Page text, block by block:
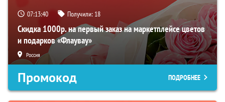
07:13:39 Получили: 18
Скидка 1000р. на первый заказ на маркетплейсе цветов
и подарков «Флаувау»
Россия
Промокод ПОДРОБНЕЕ